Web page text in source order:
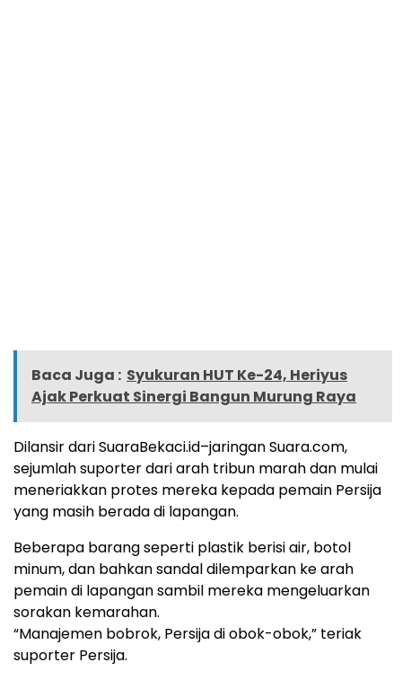
Baca Juga : Syukuran HUT Ke-24, Heriyus
Ajak Perkuat Sinergi Bangun Murung Raya
Dilansir dari SuaraBekaci.id–jaringan Suara.com,
sejumlah suporter dari arah tribun marah dan mulai
meneriakkan protes mereka kepada pemain Persija
yang masih berada di lapangan.
Beberapa barang seperti plastik berisi air, botol
minum, dan bahkan sandal dilemparkan ke arah
pemain di lapangan sambil mereka mengeluarkan
sorakan kemarahan.
“Manajemen bobrok, Persija di obok-obok,” teriak
suporter Persija.